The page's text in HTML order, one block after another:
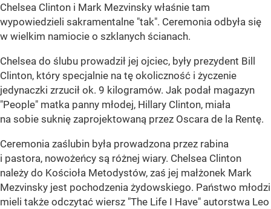
Chelsea Clinton i Mark Mezvinsky właśnie tam
wypowiedzieli sakramentalne "tak". Ceremonia odbyła się
w wielkim namiocie o szklanych ścianach.
Chelsea do ślubu prowadził jej ojciec, były prezydent Bill
Clinton, który specjalnie na tę okoliczność i życzenie
jedynaczki zrzucił ok. 9 kilogramów. Jak podał magazyn
"People" matka panny młodej, Hillary Clinton, miała
na sobie suknię zaprojektowaną przez Oscara de la Rentę.
Ceremonia zaślubin była prowadzona przez rabina
i pastora, nowożeńcy są różnej wiary. Chelsea Clinton
należy do Kościoła Metodystów, zaś jej małżonek Mark
Mezvinsky jest pochodzenia żydowskiego. Państwo młodzi
mieli także odczytać wiersz "The Life I Have" autorstwa Leo